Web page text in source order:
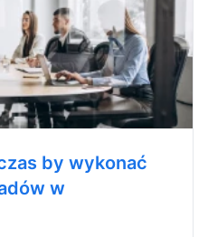
by wykonać
w